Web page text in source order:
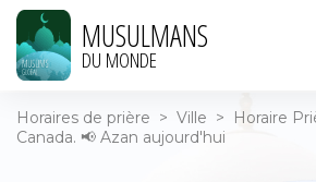
MUSULMANS
DU MONDE
Horaires de prière > Ville >
Horaire
Canada. 📢 Azan aujourd'hui